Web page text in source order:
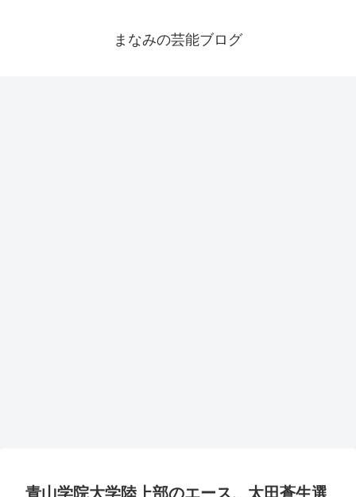
まなみの芸能ブログ
青山学院大学陸上部のエース、太田蒼生選